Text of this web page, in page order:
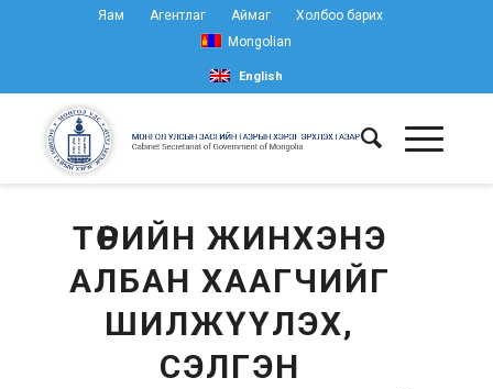
Яам Агентлаг Аймаг
Холбоо барих
Mongolian
English
ТӨРИЙН ЖИНХЭНЭ
АЛБАН ХААГЧИЙГ
ШИЛЖҮҮЛЭХ,
СЭЛГЭН